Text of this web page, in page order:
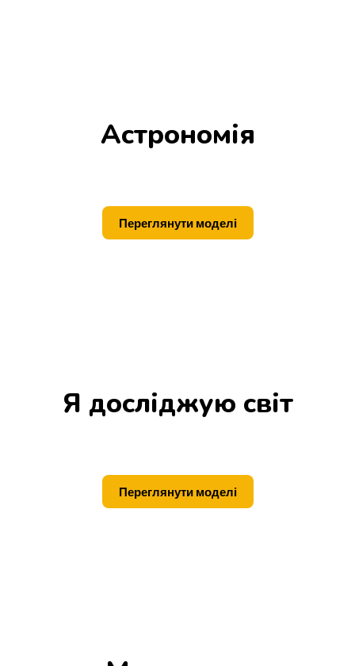
Астрономія
Переглянути моделі
Я досліджую світ
Переглянути моделі